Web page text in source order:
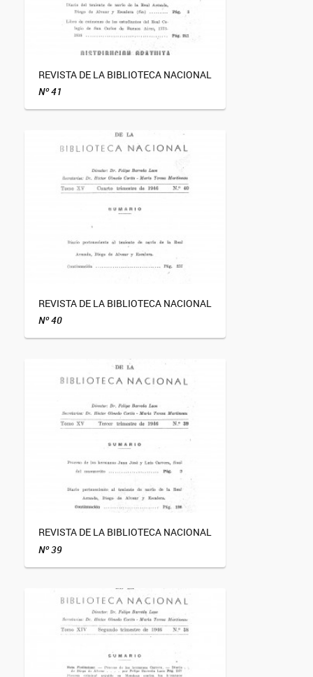
REVISTA DE LA BIBLIOTECA NACIONAL
Nº 41
REVISTA DE LA BIBLIOTECA NACIONAL
Nº 40
REVISTA DE LA BIBLIOTECA NACIONAL
Nº 39